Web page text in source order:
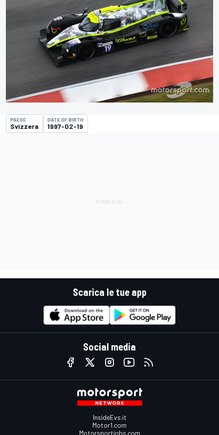
PAESE
Svizzera
DATE OF BIRTH
1997-02-19
Scarica le tue app
Social media
InsideEvs.it
Motor1.com
Motorsportjobs.com